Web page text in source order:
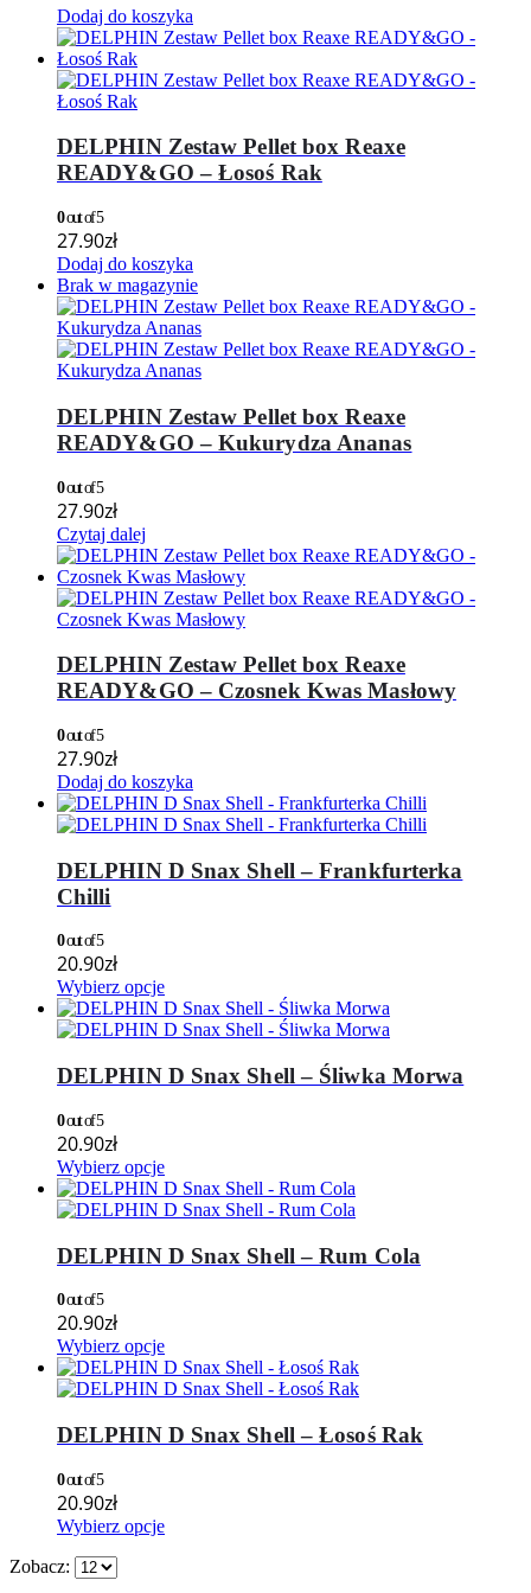
Dodaj do koszyka
DELPHIN Zestaw Pellet box Reaxe
READY&GO – Łosoś Rak
0out of 5
27.90zł
Dodaj do koszyka
Brak w magazynie
DELPHIN Zestaw Pellet box Reaxe
READY&GO – Kukurydza Ananas
0out of 5
27.90zł
Czytaj dalej
DELPHIN Zestaw Pellet box Reaxe
READY&GO – Czosnek Kwas Masłowy
0out of 5
27.90zł
Dodaj do koszyka
DELPHIN D Snax Shell – Frankfurterka
Chilli
0out of 5
20.90zł
Wybierz opcje
DELPHIN D Snax Shell – Śliwka Morwa
0out of 5
20.90zł
Wybierz opcje
DELPHIN D Snax Shell – Rum Cola
0out of 5
20.90zł
Wybierz opcje
DELPHIN D Snax Shell – Łosoś Rak
0out of 5
20.90zł
Wybierz opcje
Zobacz: